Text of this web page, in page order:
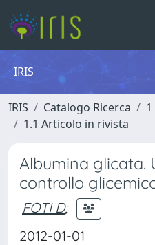
IRIS
IRIS Catalogo Ricerca
1.1 Articolo in rivista
Albumina glicata.
controllo
FOTI D;
2012-01-01